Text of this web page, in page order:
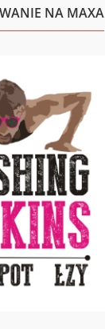
NA MAXA